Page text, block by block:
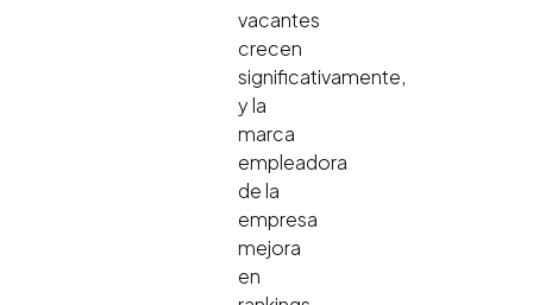
vacantes
crecen
significativamente,
y la
marca
empleadora
de la
empresa
mejora
en